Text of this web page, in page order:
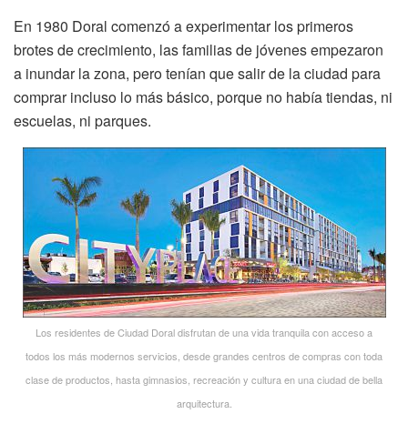
En 1980 Doral comenzó a experimentar los primeros
brotes de crecimiento, las familias de jóvenes empezaron
a inundar la zona, pero tenían que salir de la ciudad para
comprar incluso lo más básico, porque no había tiendas, ni
escuelas, ni parques.
Los residentes de Ciudad Doral disfrutan de una vida tranquila con acceso a
todos los más modernos servicios, desde grandes centros de compras con toda
clase de productos, hasta gimnasios, recreación y cultura en una ciudad de bella
arquitectura.